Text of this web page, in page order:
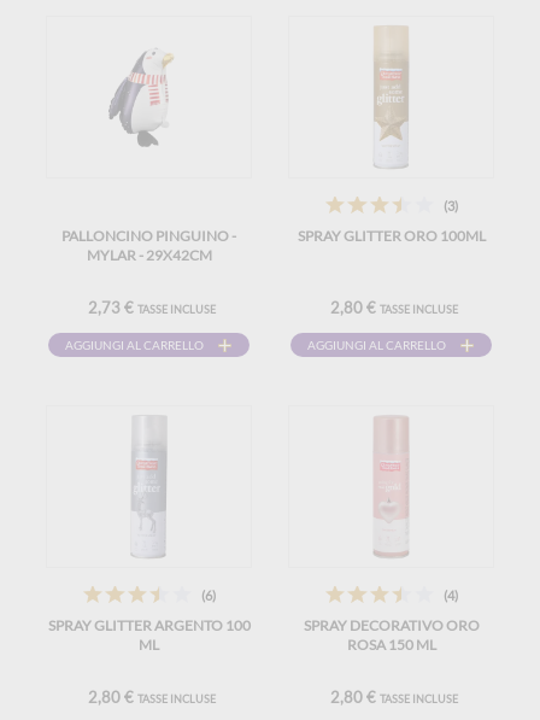
PALLONCINO PINGUINO -
MYLAR - 29X42CM
2,73 € TASSE INCLUSE
AGGIUNGI AL CARRELLO
(3)
SPRAY GLITTER ORO 100ML
2,80 € TASSE INCLUSE
AGGIUNGI AL CARRELLO
(6)
SPRAY GLITTER ARGENTO 100
ML
2,80 € TASSE INCLUSE
(4)
SPRAY DECORATIVO ORO
ROSA 150 ML
2,80 € TASSE INCLUSE